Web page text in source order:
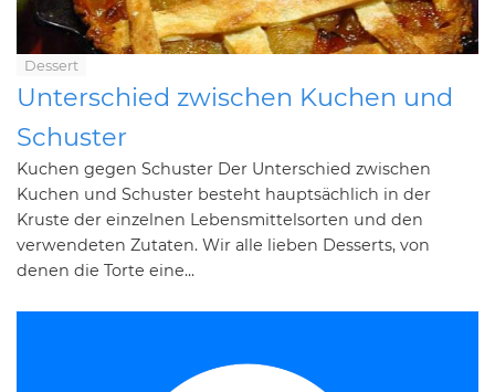
Dessert
Unterschied zwischen Kuchen und
Schuster
Kuchen gegen Schuster Der Unterschied zwischen
Kuchen und Schuster besteht hauptsächlich in der
Kruste der einzelnen Lebensmittelsorten und den
verwendeten Zutaten. Wir alle lieben Desserts, von
denen die Torte eine...